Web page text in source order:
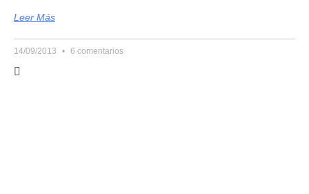
Leer Más
14/09/2013 6 comentarios